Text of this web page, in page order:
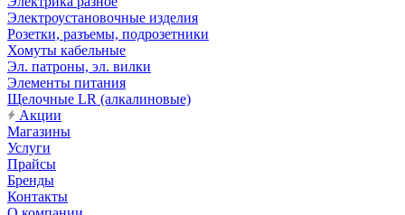
Электроустановочные изделия
Розетки, разъемы, подрозетники
Хомуты кабельные
Эл. патроны, эл. вилки
Элементы питания
Щелочные LR (алкалиновые)
Акции
Магазины
Услуги
Прайсы
Бренды
Контакты